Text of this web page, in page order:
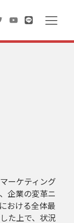
ーケティング
企業の変革ニ
おける全体最
た上で、状況